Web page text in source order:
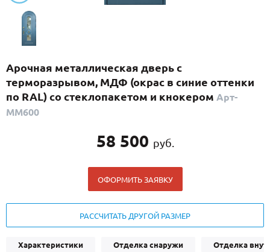
С реечным дизайном (29)
ПО НАЗНАЧЕНИЮ
ПО КОНСТРУКЦИИ
Популярные двери
ДОСТАВКА
Арочная металлическая дверь с
терморазрывом, МДФ (окрас в синие оттенки
по RAL) со стеклопакетом и кнокером Арт-
ММ600
58 500 руб.
ОФОРМИТЬ ЗАЯВКУ
РАССЧИТАТЬ ДРУГОЙ РАЗМЕР
Характеристики Отделка снаружи Отделка